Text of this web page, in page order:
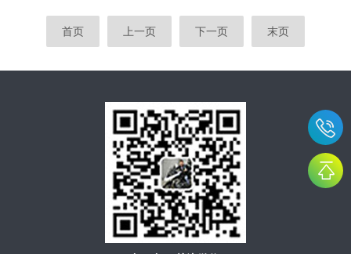
样品同时...
首页 上一页 下一页 末页